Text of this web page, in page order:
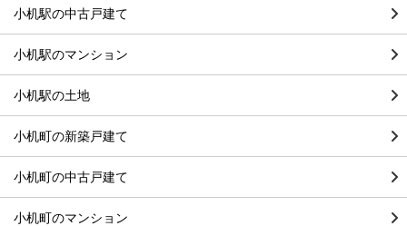
小机駅の中古戸建て
小机駅のマンション
小机駅の土地
小机町の新築戸建て
小机町の中古戸建て
小机町のマンション